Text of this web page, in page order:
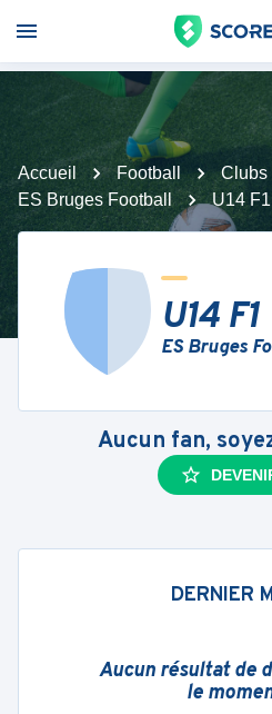
Accueil Football Clubs
ES Bruges Football
U14 F1
U14 F1
ES Bruges
Aucun fan,
DERNIER
Aucun résultat de
le